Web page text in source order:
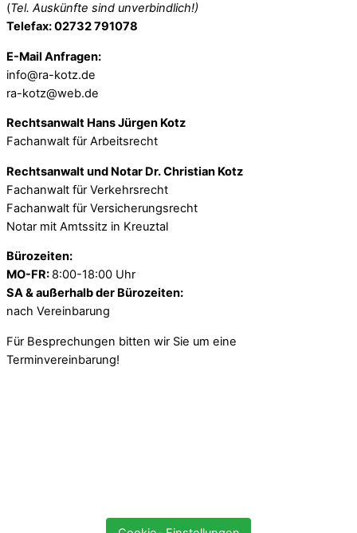
(Tel. Auskünfte sind unverbindlich!)
Telefax: 02732 791078
E-Mail Anfragen:
info@ra-kotz.de
ra-kotz@web.de
Rechtsanwalt Hans Jürgen Kotz
Fachanwalt für Arbeitsrecht
Rechtsanwalt und Notar Dr. Christian Kotz
Fachanwalt für Verkehrsrecht
Fachanwalt für Versicherungsrecht
Notar mit Amtssitz in Kreuztal
Bürozeiten:
MO-FR: 8:00-18:00 Uhr
SA & außerhalb der Bürozeiten:
nach Vereinbarung
Für Besprechungen bitten wir Sie um eine
Terminvereinbarung!